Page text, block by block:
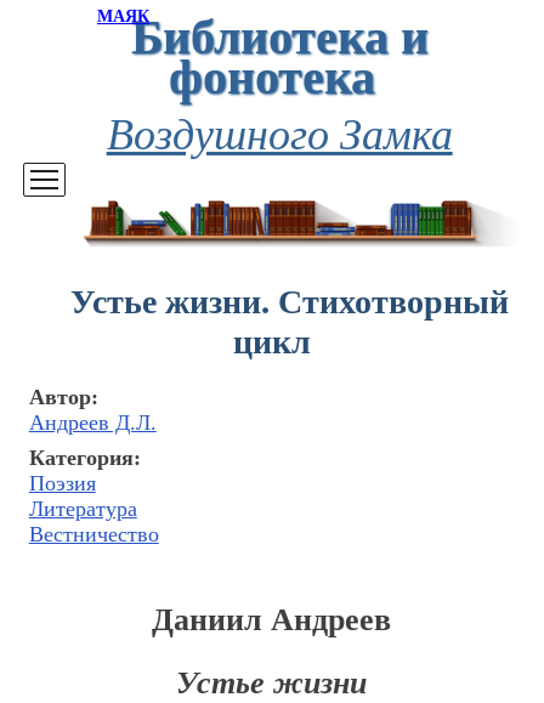
МАЯКБиблиотека и
фонотека
Воздушного Замка
Устье жизни. Стихотворный
цикл
Автор:
Андреев Д.Л.
Категория:
Поэзия
Литература
Вестничество
Даниил Андреев
Устье жизни